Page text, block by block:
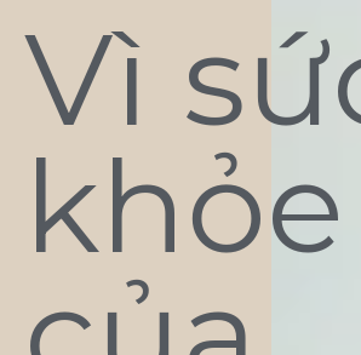
Vì
khỏe